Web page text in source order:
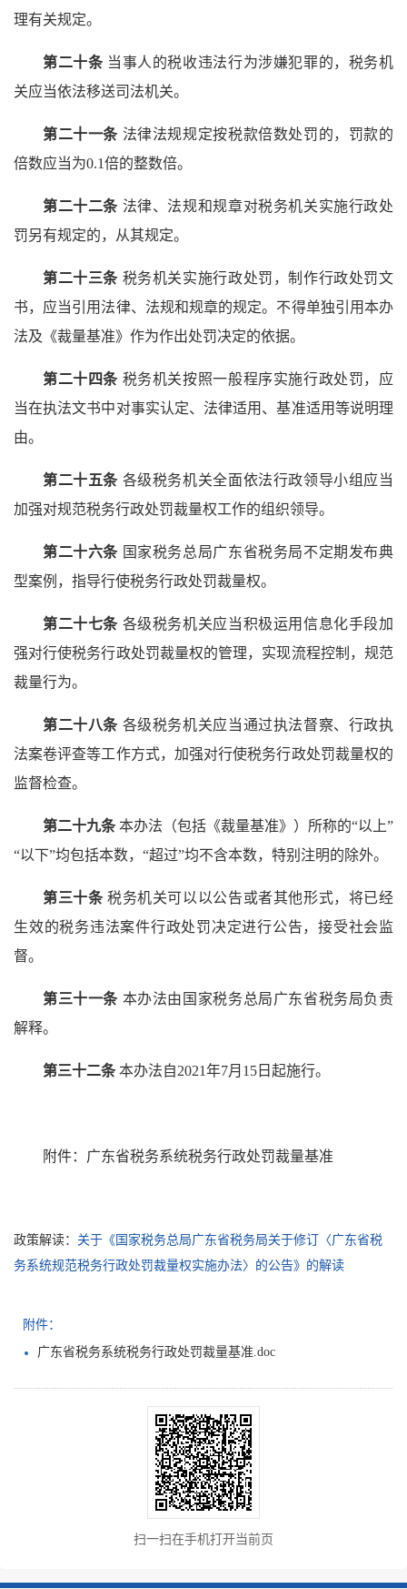
理有关规定。
第二十条 当事人的税收违法行为涉嫌犯罪的，税务机
关应当依法移送司法机关。
第二十一条 法律法规规定按税款倍数处罚的，罚款的
倍数应当为0.1倍的整数倍。
第二十二条 法律、法规和规章对税务机关实施行政处
罚另有规定的，从其规定。
第二十三条 税务机关实施行政处罚，制作行政处罚文
书，应当引用法律、法规和规章的规定。不得单独引用本办
法及《裁量基准》作为作出处罚决定的依据。
第二十四条 税务机关按照一般程序实施行政处罚，应
当在执法文书中对事实认定、法律适用、基准适用等说明理
由。
第二十五条 各级税务机关全面依法行政领导小组应当
加强对规范税务行政处罚裁量权工作的组织领导。
第二十六条 国家税务总局广东省税务局不定期发布典
型案例，指导行使税务行政处罚裁量权。
第二十七条 各级税务机关应当积极运用信息化手段加
强对行使税务行政处罚裁量权的管理，实现流程控制，规范
裁量行为。
第二十八条 各级税务机关应当通过执法督察、行政执
法案卷评查等工作方式，加强对行使税务行政处罚裁量权的
监督检查。
第二十九条 本办法（包括《裁量基准》）所称的“以上”
“以下”均包括本数，“超过”均不含本数，特别注明的除外。
第三十条 税务机关可以以公告或者其他形式，将已经
生效的税务违法案件行政处罚决定进行公告，接受社会监
督。
第三十一条 本办法由国家税务总局广东省税务局负责
解释。
第三十二条 本办法自2021年7月15日起施行。
附件：广东省税务系统税务行政处罚裁量基准
政策解读： 关于《国家税务总局广东省税务局关于修订〈广东省税
务系统规范税务行政处罚裁量权实施办法〉的公告》的解读
附件：
广东省税务系统税务行政处罚裁量基准.doc
扫一扫在手机打开当前页